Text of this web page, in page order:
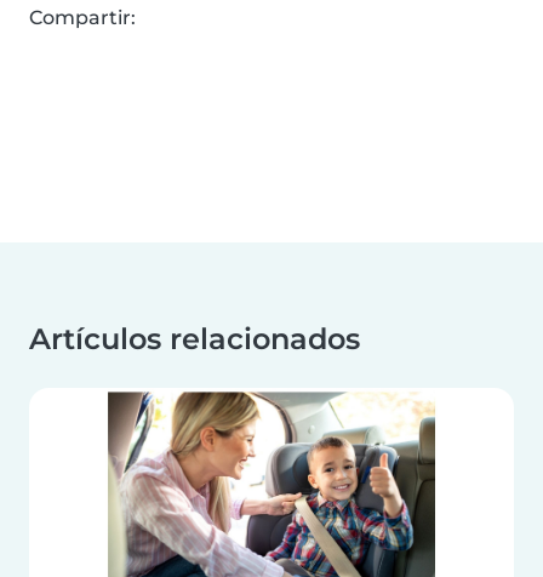
Compartir:
Artículos relacionados